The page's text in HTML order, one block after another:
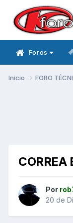
Foros
Inicio FORO
CORREA
Por
20 de